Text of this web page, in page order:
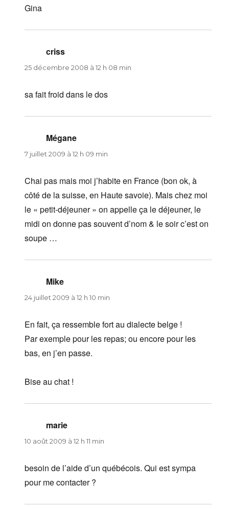
Gina
criss
25 décembre 2008 à 12 h 08 min
sa fait froid dans le dos
Mégane
7 juillet 2009 à 12 h 09 min
Chai pas mais moi j’habite en France (bon ok, à
côté de la suisse, en Haute savoie). Mais chez moi
le « petit-déjeuner » on appelle ça le déjeuner, le
midi on donne pas souvent d’nom & le soir c’est on
soupe …
Mike
24 juillet 2009 à 12 h 10 min
En fait, ça ressemble fort au dialecte belge !
Par exemple pour les repas; ou encore pour les
bas, en j’en passe.
Bise au chat !
marie
10 août 2009 à 12 h 11 min
besoin de l’aide d’un québécois. Qui est sympa
pour me contacter ?